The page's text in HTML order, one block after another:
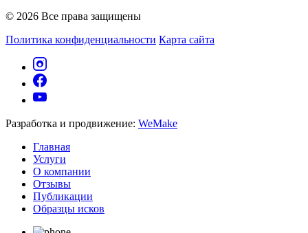
© 2026 Все права защищены
Политика конфиденциальности Карта сайта
Разработка и продвижение: WeMake
Главная
Услуги
О компании
Отзывы
Публикации
Образцы исков